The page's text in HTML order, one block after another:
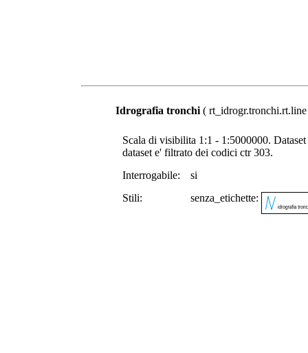
Idrografia tronchi (
Scala di visibilita 1:1 - 1:5000000.
dataset e' filtrato dei codici ctr 303.
Interrogabile:
si
Stili:
senza_etichette: